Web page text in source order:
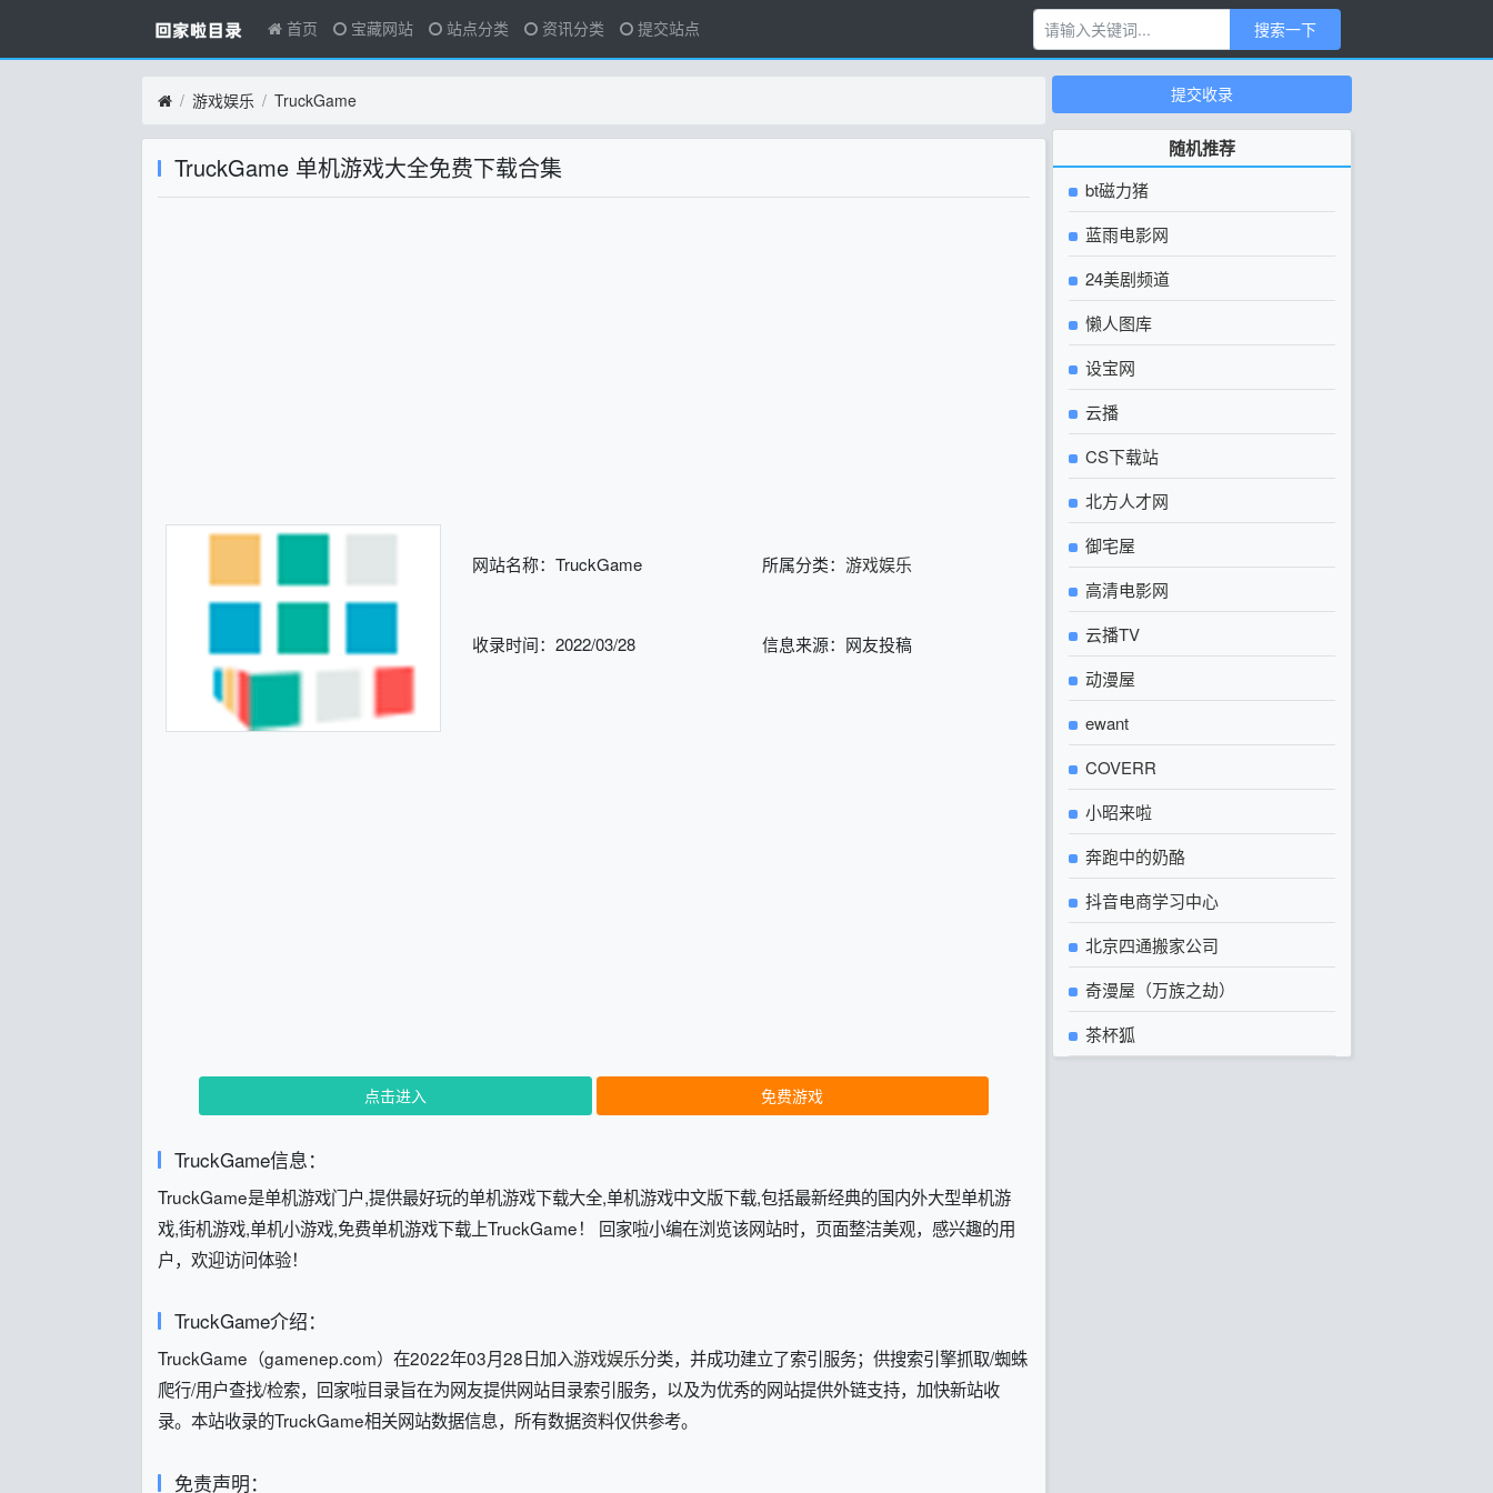
首页 宝藏网站 站点分类 资讯分类 提交站点 搜索一下
游戏娱乐 TruckGame
TruckGame 单机游戏大全免费下载合集
网站名称：TruckGame 所属分类： 游戏娱乐
收录时间：2022/03/28 信息来源：网友投稿
点击进入 免费游戏
TruckGame信息：
TruckGame是单机游戏门户,提供最好玩的单机游戏下载大全,单机游戏中文版下载,包括最新经典的国内外大型单机游
戏,街机游戏,单机小游戏,免费单机游戏下载上TruckGame！ 回家啦小编在浏览该网站时，页面整洁美观，感兴趣的用
户，欢迎访问体验！
TruckGame介绍：
TruckGame（gamenep.com）在2022年03月28日加入游戏娱乐分类，并成功建立了索引服务；供搜索引擎抓取/蜘蛛
爬行/用户查找/检索，回家啦目录旨在为网友提供网站目录索引服务，以及为优秀的网站提供外链支持，加快新站收
录。本站收录的TruckGame相关网站数据信息，所有数据资料仅供参考。
免责声明：
提交收录
随机推荐
bt磁力猪
蓝雨电影网
24美剧频道
懒人图库
设宝网
云播
CS下载站
北方人才网
御宅屋
高清电影网
云播TV
动漫屋
ewant
COVERR
小昭来啦
奔跑中的奶酪
抖音电商学习中心
北京四通搬家公司
奇漫屋（万族之劫）
茶杯狐